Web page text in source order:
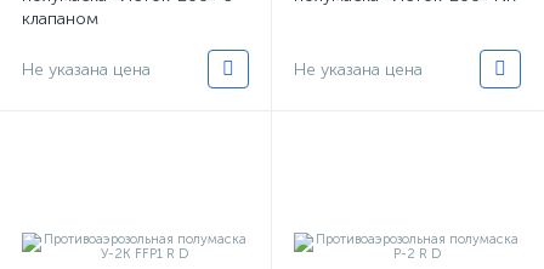
клапаном
Не указана цена Не указана цена